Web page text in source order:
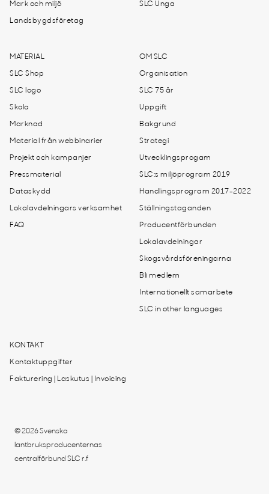
Mark och miljö
Landsbygdsföretag
SLC Unga
MATERIAL
SLC Shop
SLC logo
Skola
Marknad
Material från webbinarier
Projekt och kampanjer
Pressmaterial
Dataskydd
Lokalavdelningars verksamhet
FAQ
OM SLC
Organisation
SLC 75 år
Uppgift
Bakgrund
Strategi
Utvecklingsprogam
SLC:s miljöprogram 2019
Handlingsprogram 2017-2022
Ställningstaganden
Producentförbunden
Lokalavdelningar
Skogsvårdsföreningarna
Bli medlem
Internationellt samarbete
SLC in other languages
KONTAKT
Kontaktuppgifter
Fakturering | Laskutus | Invoicing
© 2026 Svenska
lantbruksproducenternas
centralförbund SLC r.f